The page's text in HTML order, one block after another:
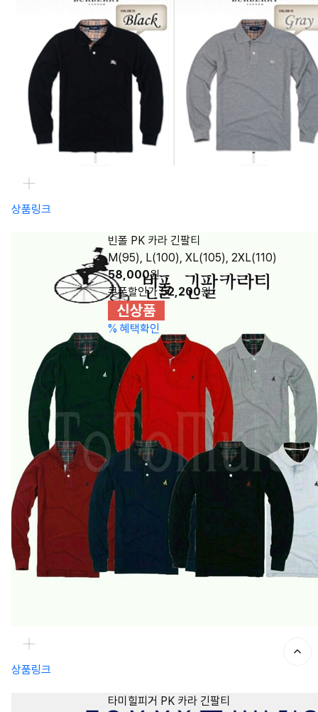
상품링크
빈폴 PK 카라 긴팔티
M(95), L(100), XL(105), 2XL(110)
58,000원
쿠폰할인가52,200원
% 혜택확인
상품링크
타미힐피거 PK 카라 긴팔티